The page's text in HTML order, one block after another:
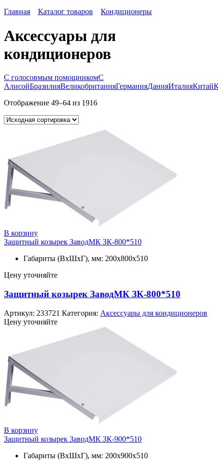
Главная
Каталог товаров Кондиционеры
Аксессуары для
кондиционеров
С голосовмым помощникомС
АлисойБразилияВеликобританияГерманияДанияИталияКитай
Отображение 49–64 из 1916
В корзину
Защитный козырек ЗаводМК ЗК-800*510
Габариты (ВxШxГ), мм: 200x800x510
Цену уточняйте
Защитный козырек ЗаводМК ЗК-800*510
Артикул: 233721 Категория: Аксессуары для кондиционеров
Цену уточняйте
В корзину
Защитный козырек ЗаводМК ЗК-900*510
Габариты (ВxШxГ), мм: 200x900x510